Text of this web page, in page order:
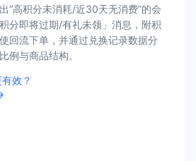
“高积分未消耗/近30天无消费”的会
分即将过期/有礼未领」消息，附积
回流下单，并通过兑换记录数据分
例与商品结构。
效？